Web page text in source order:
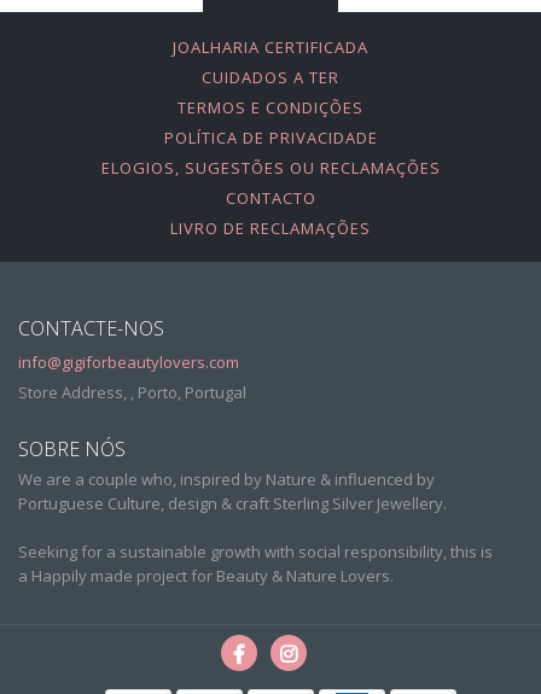
JOALHARIA CERTIFICADA
CUIDADOS A TER
TERMOS E CONDIÇÕES
POLÍTICA DE PRIVACIDADE
ELOGIOS, SUGESTÕES OU RECLAMAÇÕES
CONTACTO
LIVRO DE RECLAMAÇÕES
CONTACTE-NOS
info@gigiforbeautylovers.com
Store Address, , Porto, Portugal
SOBRE NÓS
We are a couple who, inspired by Nature & influenced by
Portuguese Culture, design & craft Sterling Silver Jewellery.
Seeking for a sustainable growth with social responsibility, this is
a Happily made project for Beauty & Nature Lovers.